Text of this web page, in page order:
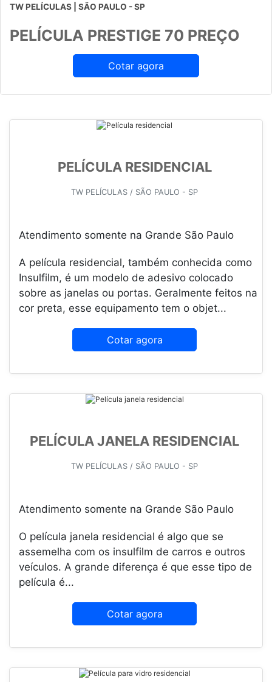
TW PELÍCULAS | SÃO PAULO - SP
PELÍCULA PRESTIGE 70 PREÇO
Cotar agora
PELÍCULA RESIDENCIAL
TW PELÍCULAS / SÃO PAULO - SP
Atendimento somente na Grande São Paulo
A película residencial, também conhecida como
Insulfilm, é um modelo de adesivo colocado
sobre as janelas ou portas. Geralmente feitos na
cor preta, esse equipamento tem o objet...
Cotar agora
PELÍCULA JANELA RESIDENCIAL
TW PELÍCULAS / SÃO PAULO - SP
Atendimento somente na Grande São Paulo
O película janela residencial é algo que se
assemelha com os insulfilm de carros e outros
veículos. A grande diferença é que esse tipo de
película é...
Cotar agora